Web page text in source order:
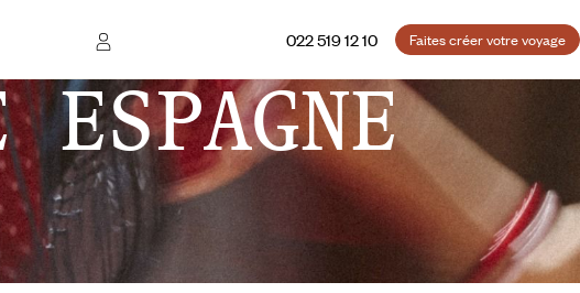
022 519 12 10 Faites créer votre voyage